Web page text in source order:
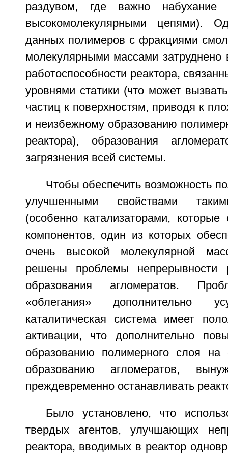
раздувом, где важно набухание
высокомолекулярными цепями).
данных полимеров с фракциями
молекулярными массами затруднено
работоспособности реактора,
уровнями статики (что может
частиц к поверхностям, приводя к
и неизбежному образованию
реактора), образования
загрязнения всей системы.
Чтобы обеспечить возможность
улучшенными свойствами
(особенно катализаторами, которые
компонентов, один из которых
очень высокой молекулярной
решены проблемы непрерывности
образования агломератов.
«облегания» дополнительно
каталитическая система имеет
активации, что дополнительно
образованию полимерного слоя на
образованию агломератов,
преждевременно останавливать
Было установлено, что
твердых агентов, улучшающих
реактора, вводимых в реактор